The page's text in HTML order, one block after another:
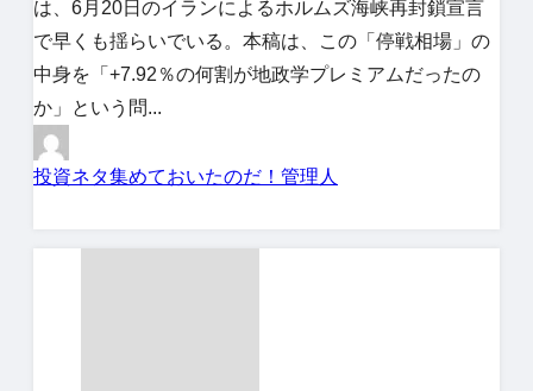
は、6月20日のイランによるホルムズ海峡再封鎖宣言
で早くも揺らいでいる。本稿は、この「停戦相場」の
中身を「+7.92％の何割が地政学プレミアムだったの
か」という問...
投資ネタ集めておいたのだ！管理人